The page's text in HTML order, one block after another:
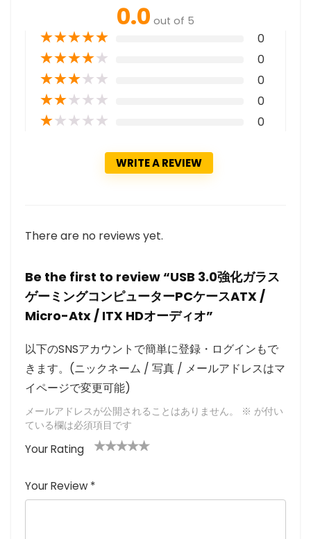
0.0 out of 5
★★★★★ 0
★★★★★ 0
★★★★★ 0
★★★★★ 0
★★★★★ 0
WRITE A REVIEW
There are no reviews yet.
Be the first to review “USB 3.0強化ガラス
ゲーミングコンピューターPCケースATX /
Micro-Atx / ITX HDオーディオ”
以下のSNSアカウントで簡単に登録・ログインもで
きます。(ニックネーム / 写真 / メールアドレスはマ
イページで変更可能)
メールアドレスが公開されることはありません。 ※ が付い
ている欄は必須項目です
Your Rating
つ
星
星
(最
(最高
評価:
(最高評
価: 5つ
高評価: 5
つ星)
Your Review *